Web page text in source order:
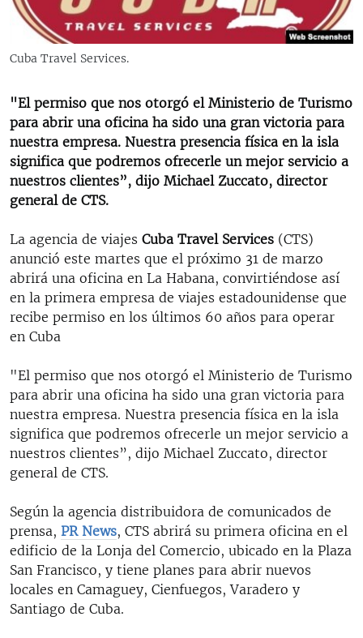
RADIO MARTÍ
ESPECIALES
LA REALIDAD DE LA VIVIENDA EN CUBA
SER VIEJO EN CUBA
KENTU-CUBANO
LOS SANTOS DE HIALEAH
LA INVASIÓN DE RUSIA A UCRANIA
EDITORIALES
SÍGUENOS
Cuba Travel Services.
"El permiso que nos otorgó el Ministerio de Turismo
para abrir una oficina ha sido una gran victoria para
nuestra empresa. Nuestra presencia física en la isla
significa que podremos ofrecerle un mejor servicio a
nuestros clientes”, dijo Michael Zuccato, director
general de CTS.
La agencia de viajes Cuba Travel Services (CTS)
anunció este martes que el próximo 31 de marzo
abrirá una oficina en La Habana, convirtiéndose así
en la primera empresa de viajes estadounidense que
recibe permiso en los últimos 60 años para operar
en Cuba
"El permiso que nos otorgó el Ministerio de Turismo
para abrir una oficina ha sido una gran victoria para
nuestra empresa. Nuestra presencia física en la isla
significa que podremos ofrecerle un mejor servicio a
nuestros clientes”, dijo Michael Zuccato, director
general de CTS.
Según la agencia distribuidora de comunicados de
prensa, PR News, CTS abrirá su primera oficina en el
edificio de la Lonja del Comercio, ubicado en la Plaza
San Francisco, y tiene planes para abrir nuevos
locales en Camaguey, Cienfuegos, Varadero y
Santiago de Cuba.